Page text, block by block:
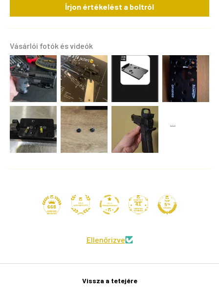
Írjon értékelést a boltról
Vásárlói fotók és videók
668
41
Ellenőrizve
Vissza a tetejére